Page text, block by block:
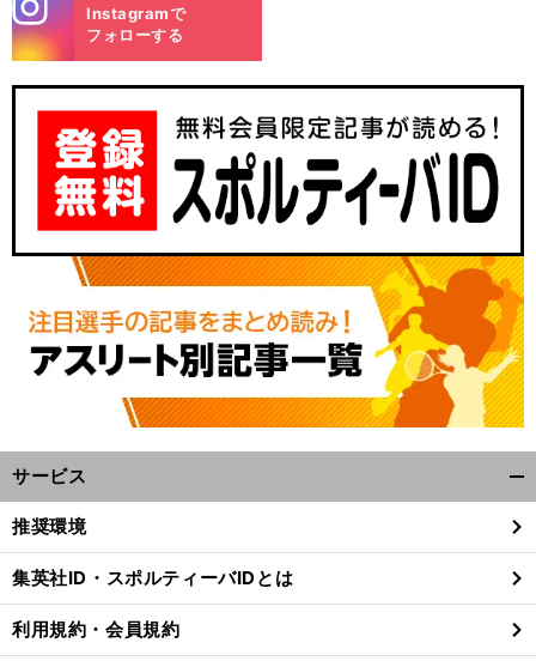
.
」 ・
へ
m
Instagramで
フォローする
サービス
閉
る
推奨環境
集英社ID・スポルティーバIDとは
利用規約・会員規約